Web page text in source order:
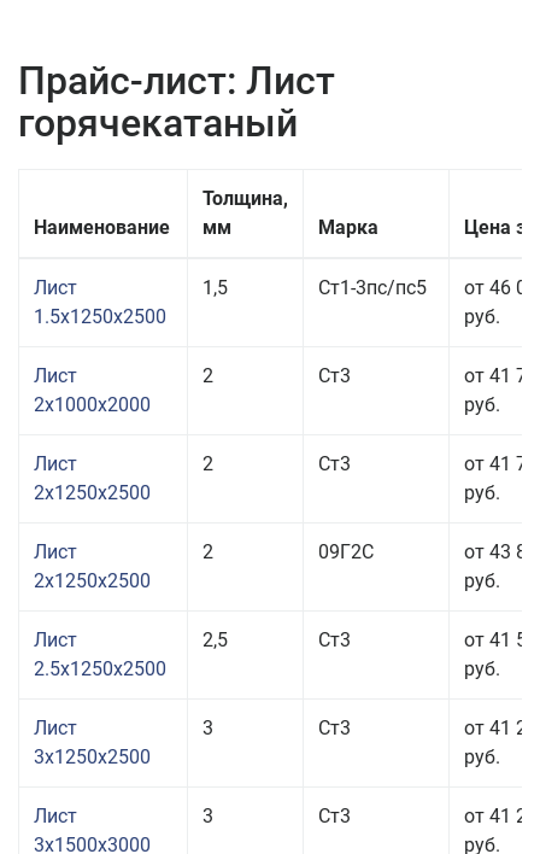
Прайс-лист: Лист
горячекатаный
Наименование
Толщина,
мм
Марка Цена за
Лист
1.5x1250x2500
1,5 Ст1-3пс/пс5
от 46
руб.
Лист
2x1000x2000
2 Ст3
от 41
руб.
Лист
2x1250x2500
2 Ст3
от 41
руб.
Лист
2x1250x2500
2 09Г2С
от 43
руб.
Лист
2.5x1250x2500
2,5 Ст3
от 41
руб.
Лист
3x1250x2500
3 Ст3
от 41
руб.
Лист
3x1500x3000
3 Ст3
от 41
руб.